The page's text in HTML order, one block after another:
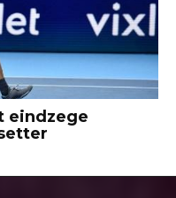
eindzege